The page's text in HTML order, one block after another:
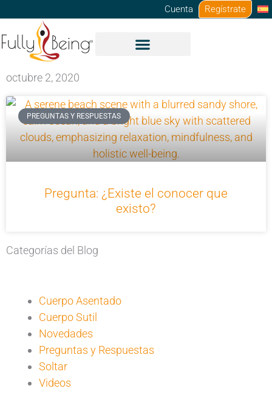
contenido
Cuenta Regístrate
octubre 2, 2020
PREGUNTAS Y RESPUESTAS
Pregunta: ¿Existe el conocer que
existo?
Categorías del Blog
Cuerpo Asentado
Cuerpo Sutil
Novedades
Preguntas y Respuestas
Soltar
Videos